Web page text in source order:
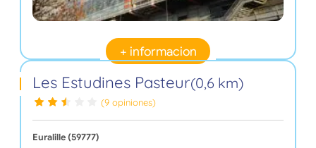
+ informacion
Les Estudines Pasteur(0,6 km)
(9 opiniones)
Euralille (59777)